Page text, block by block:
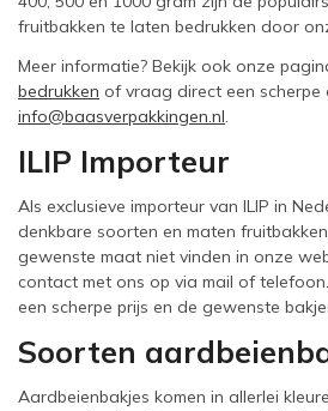
fruitbakken te laten bedrukken door
Meer informatie? Bekijk ook onze
bedrukken of vraag direct een
info@baasverpakkingen.nl.
ILIP Importeur
Als exclusieve importeur van ILIP in
denkbare soorten en maten
gewenste maat niet vinden in onze
contact met ons op via mail of
een scherpe prijs en de gewenste
Soorten
Aardbeienbakjes komen in allerlei